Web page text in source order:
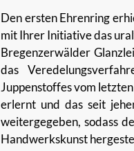
Den ersten Ehrenring
mit Ihrer Initiative das
Bregenzerwälder
das
Juppenstoffes vom
erlernt und das seit
weitergegeben, sodass
Handwerkskunst